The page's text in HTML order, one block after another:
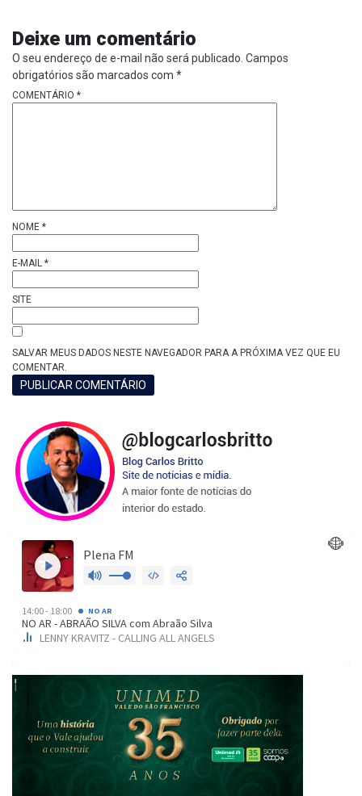
Deixe um comentário
O seu endereço de e-mail não será publicado. Campos
obrigatórios são marcados com *
COMENTÁRIO *
NOME *
E-MAIL *
SITE
SALVAR MEUS DADOS NESTE NAVEGADOR PARA A PRÓXIMA VEZ QUE EU
COMENTAR.